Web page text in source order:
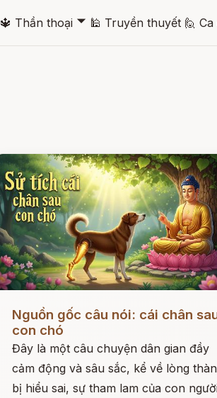
🔱 Thần thoại 🞃 🕌 Truyền thuyết 🙋
Đọc ngay
Nguồn gốc câu nói: cái chân
con chó
Đây là một câu chuyện dân gian đầy
cảm động và sâu sắc, kể về lòng
bị hiểu sai, sự tham lam của con